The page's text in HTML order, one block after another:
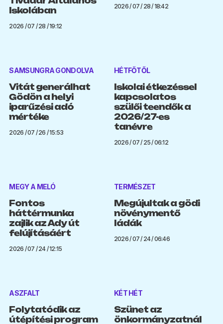
Iskolában
2026 / 07 / 28 / 19:12
2026 / 07 / 28 / 18:42
SAMSUNGRA GONDOLVA
Vitát generálhat
Gödön a helyi
iparűzési adó
mértéke
2026 / 07 / 26 / 15:53
HÉTFŐTŐL
Iskolai étkezéssel
kapcsolatos
szülői teendők a
2026/27-es
tanévre
2026 / 07 / 25 / 06:12
MEGY A MELÓ
Fontos
háttérmunka
zajlik az Ady út
felújításáért
2026 / 07 / 24 / 12:15
TERMÉSZET
Megújultak a gödi
növénymentő
ládák
2026 / 07 / 24 / 06:46
ASZFALT
Folytatódik az
útépítési program
KÉT HÉT
Szünet az
önkormányzatnál